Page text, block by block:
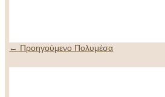
Πλοήγηση
← Προηγούμενο Πολυμέσα